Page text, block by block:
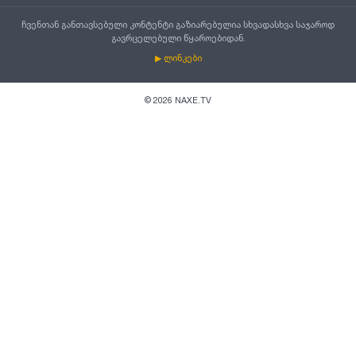
ჩვენთან განთავსებული კონტენტი გაზიარებულია სხვადასხვა საჯაროდ
გავრცელებული წყაროებიდან.
▶ ლინკები
© 2026 NAXE.TV